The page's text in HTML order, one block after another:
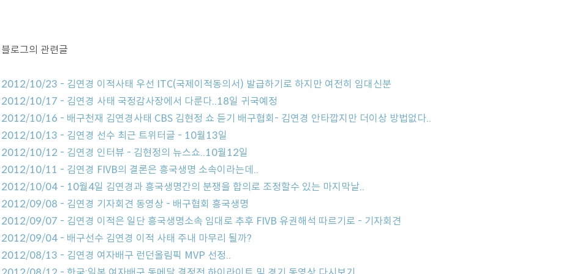
블로그의 관련글
2012/10/23 - 김연경 이적사태 우선 ITC(국제이적동의서) 발급하기로 하지만 여전히 임대신분
2012/10/17 - 김연경 사태 국정감사장에서 다룬다..18일 귀국예정
2012/10/16 - 배구천재 김연경사태 CBS 김현정 쇼 듣기 배구협회- 김연경 안타깝지만 더이상 방법없다..
2012/10/13 - 김연경 선수 최근 트위터글 - 10월13일
2012/10/12 - 김연경 인터뷰 - 김현정의 뉴스쇼..10월12일
2012/10/11 - 김연경 FIVB의 결론은 흥국생명 소속이라는데..
2012/10/04 - 10월4일 김연경과 흥국생명간의 분쟁을 합의로 조정할수 있는 마지막날..
2012/09/08 - 김연경 기자회견 동영상 - 배구협회 흥국생명
2012/09/07 - 김연경 이적은 일단 흥국생명소속 임대로 추후 FIVB 유권해석 따르기로 - 기자회견
2012/09/04 - 배구선수 김연경 이적 사태 주내 마무리 될까?
2012/08/13 - 김연경 여자배구 런던올림픽 MVP 선정..